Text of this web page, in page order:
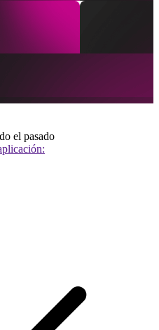
el pasado